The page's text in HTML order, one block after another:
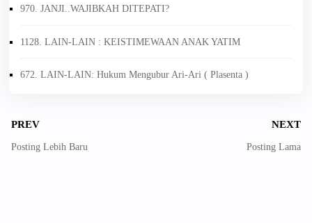
970. JANJI..WAJIBKAH DITEPATI?
1128. LAIN-LAIN : KEISTIMEWAAN ANAK YATIM
672. LAIN-LAIN: Hukum Mengubur Ari-Ari ( Plasenta )
PREV
Posting Lebih Baru
NEXT
Posting Lama